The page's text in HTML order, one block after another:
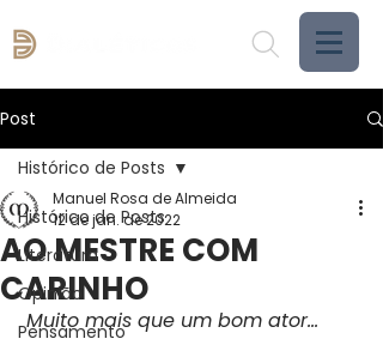
Post
Histórico de Posts
Literatura
Opinião
Pensamento
Histórico de Posts
AO MESTRE COM
CARINHO
Manuel Rosa de Almeida
12 de jan. de 2022
Muito mais que um bom ator…